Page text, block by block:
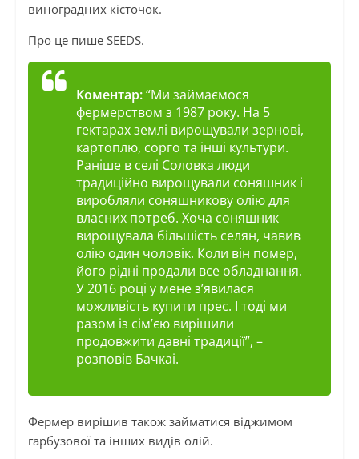
виноградних кісточок.
Про це пише SEEDS.
Коментар:“Ми займаємося
фермерством з 1987 року. На 5
гектарах землі вирощували зернові,
картоплю, сорго та інші культури.
Раніше в селі Соловка люди
традиційно вирощували соняшник і
виробляли соняшникову олію для
власних потреб. Хоча соняшник
вирощувала більшість селян, чавив
олію один чоловік. Коли він помер,
його рідні продали все обладнання.
У 2016 році у мене з’явилася
можливість купити прес. І тоді ми
разом із сім’єю вирішили
продовжити давні традиції”, –
розповів Бачкаі.
Фермер вирішив також займатися віджимом
гарбузової та інших видів олій.